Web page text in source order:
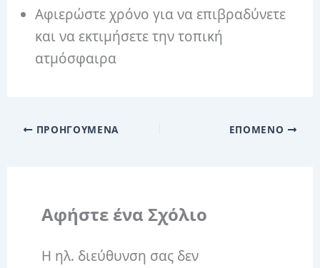
Αφιερώστε χρόνο για να επιβραδύνετε
και να εκτιμήσετε την τοπική
ατμόσφαιρα
ΠΡΟΗΓΟΎΜΕΝΑ ΕΠΌΜΕΝΟ
Αφήστε ένα Σχόλιο
Η ηλ. διεύθυνση σας δεν